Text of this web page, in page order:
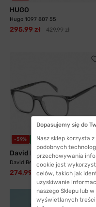
HUGO
Hugo 1097 807 55
295,99 zł 429,99 zł
-59% WYSYŁKA 24H
David Beckham
David Beckham 1083 KB7 52
274,99 zł 676,99 zł
Dopasujemy się do
Nasz sklep korzysta
podobnych
przechowywania
cookie jest
celów, takich jak
uzyskiwanie
naszego Sklepu lub
wyświetlanych